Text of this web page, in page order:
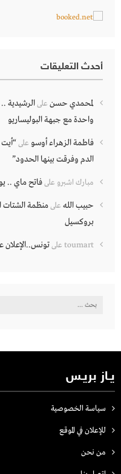
أحدث التعليقات
لمحمدي حسن علىالرشيدية
واحدة مع جبهة البوليساريو
فاطمة الزهراء أوسو على
الدم وفرقت بينها الحدود”
مبارك اشبرو علىفاتح ماي ..
حبيب الله علىمنظمة الشتات
بروكسيل
toumart على
البحث
يـاز بريـس
سياسة الخصوصية
للإعلان في الموقع
من نحن